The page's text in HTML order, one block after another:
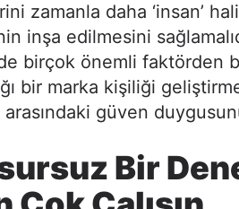
zamanla daha ‘insan’
inşa edilmesini
birçok önemli faktörden
bir marka kişiliği
güven
Bir